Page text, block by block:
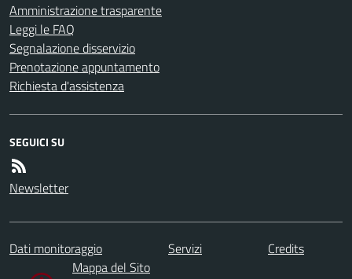
Amministrazione trasparente
Leggi le FAQ
Segnalazione disservizio
Prenotazione appuntamento
Richiesta d'assistenza
SEGUICI SU
Newsletter
Dati monitoraggio Servizi
Credits
Mappa del Sito